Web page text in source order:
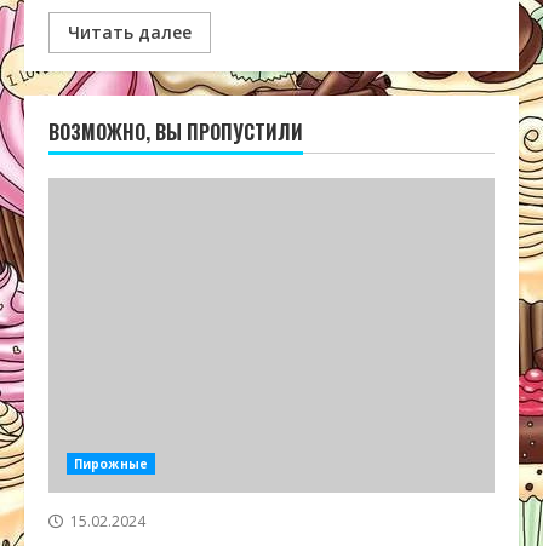
Читать далее
ВОЗМОЖНО, ВЫ ПРОПУСТИЛИ
Пирожные
15.02.2024